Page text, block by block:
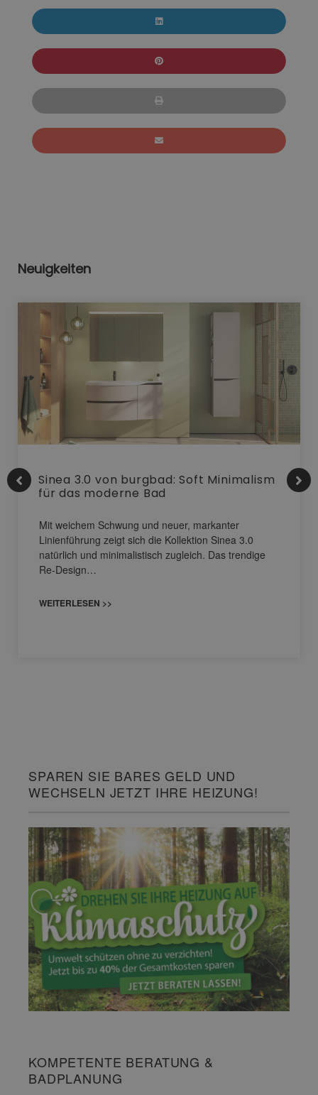
Neuigkeiten
Sinea 3.0 von burgbad: Soft Minimalism
für das moderne Bad
Mit weichem Schwung und neuer, markanter
Linienführung zeigt sich die Kollektion Sinea 3.0
natürlich und minimalistisch zugleich. Das trendige
Re-Design…
WEITERLESEN >>
SPAREN SIE BARES GELD UND
WECHSELN JETZT IHRE HEIZUNG!
KOMPETENTE BERATUNG &
BADPLANUNG